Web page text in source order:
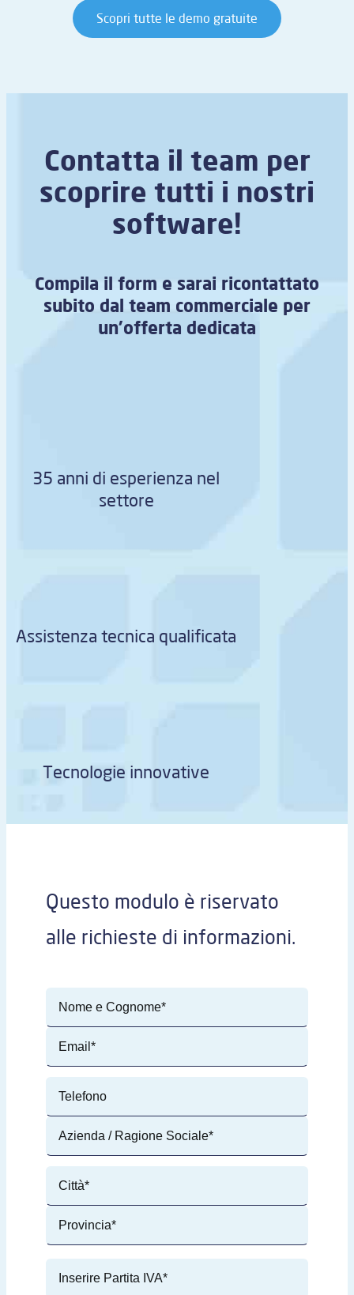
Scopri tutte le demo gratuite
Contatta il team per
scoprire tutti i nostri
software!
Compila il form e sarai ricontattato
subito dal team commerciale per
un’offerta dedicata
35 anni di esperienza nel
settore
Assistenza tecnica qualificata
Tecnologie innovative
Questo modulo è riservato
alle richieste di informazioni.